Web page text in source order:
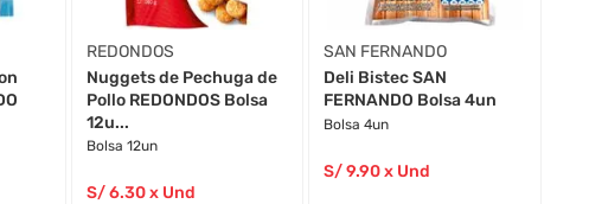
REDONDOS
Nuggets de Pechuga de
Pollo REDONDOS Bolsa
12u...
Bolsa 12un
S/6.30x Und
SAN FERNANDO
Deli Bistec SAN
FERNANDO Bolsa 4un
Bolsa 4un
S/9.90x Und